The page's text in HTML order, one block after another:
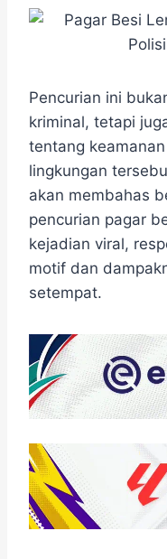
Pencurian ini
kriminal, tetapi
tentang
lingkungan
akan membahas
pencurian pagar
kejadian viral,
motif dan
setempat.